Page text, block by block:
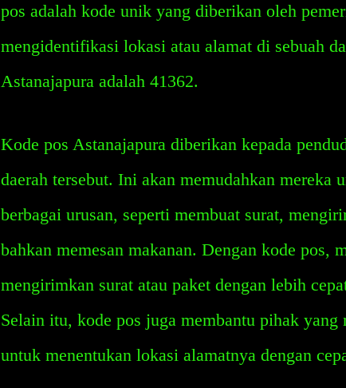
pos adalah kode unik yang diberikan oleh
mengidentifikasi lokasi atau alamat di sebuah
Astanajapura adalah 41362.
Kode pos Astanajapura diberikan kepada
daerah tersebut. Ini akan memudahkan mereka
berbagai urusan, seperti membuat surat,
bahkan memesan makanan. Dengan kode pos,
mengirimkan surat atau paket dengan lebih
Selain itu, kode pos juga membantu pihak yang
untuk menentukan lokasi alamatnya dengan